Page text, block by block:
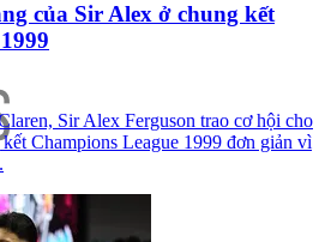
của Sir Alex ở chung kết
Sir Alex Ferguson trao cơ hội cho
Champions League 1999 đơn giản vì